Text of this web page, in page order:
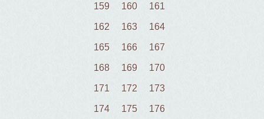
159 160 161
162 163 164
165 166 167
168 169 170
171 172 173
174 175 176